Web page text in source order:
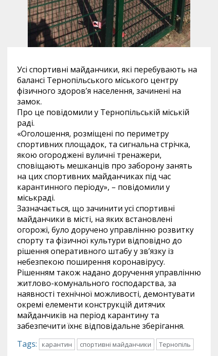
Усі спортивні майданчики, які перебувають на
балансі Тернопільського міського центру
фізичного здоров’я населення, зачинені на
замок.
Про це повідомили у Тернопільській міській
раді.
«Оголошення, розміщені по периметру
спортивних площадок, та сигнальна стрічка,
якою огороджені вуличні тренажери,
сповіщають мешканців про заборону занять
на цих спортивних майданчиках під час
карантинного періоду», – повідомили у
міськраді.
Зазначається, що зачинити усі спортивні
майданчики в місті, на яких встановлені
огорожі, було доручено управлінню розвитку
спорту та фізичної культури відповідно до
рішення оперативного штабу у зв’язку із
небезпекою поширення коронавірусу.
Рішенням також надано доручення управлінню
житлово-комунального господарства, за
наявності технічної можливості, демонтувати
окремі елементи конструкцій дитячих
майданчиків на період карантину та
забезпечити їхнє відповідальне зберігання.
Tags:
карантин спортивні майданчики Тернопіль